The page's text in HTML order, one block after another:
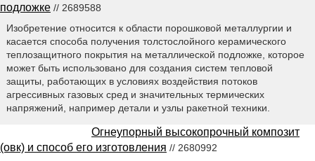
подложке // 2689588
Изобретение относится к области порошковой металлургии и
касается способа получения толстослойного керамического
теплозащитного покрытия на металлической подложке, которое
может быть использовано для создания систем тепловой
защиты, работающих в условиях воздействия потоков
агрессивных газовых сред и значительных термических
напряжений, например детали и узлы ракетной техники.
Огнеупорный высокопрочный композит
(овк) и способ его изготовления // 2680992